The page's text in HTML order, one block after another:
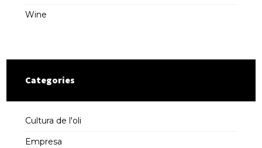
Wine
Categories
Cultura de l'oli
Empresa